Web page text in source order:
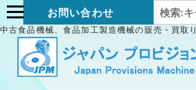
お問い合わせ
中古食品機械、食品加工製造機械の販売・買取り